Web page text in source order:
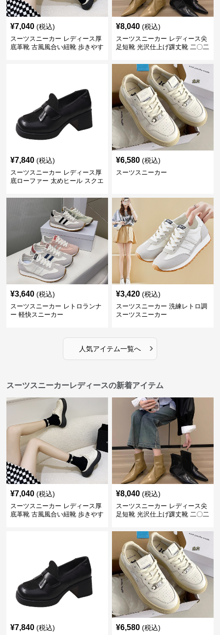
¥7,040 (税込)
スーツスニーカー レディース厚
底革靴 古風風合い紐靴 歩きやす
¥8,040 (税込)
スーツスニーカー レディース尖
足短靴 光沢仕上げ踝丈靴 二〇二
¥7,840 (税込)
スーツスニーカー レディース厚
底ローファー 太めヒール スクエ
¥6,580 (税込)
スーツスニーカー
¥3,640 (税込)
スーツスニーカー レトロランナ
ー 軽快スニーカー
¥3,420 (税込)
スーツスニーカー 洗練レトロ調
スーツスニーカー
人気アイテム一覧へ ›
スーツスニーカーレディースの新着アイテム
¥7,040 (税込)
スーツスニーカー レディース厚
底革靴 古風風合い紐靴 歩きやす
¥8,040 (税込)
スーツスニーカー レディース尖
足短靴 光沢仕上げ踝丈靴 二〇二
¥7,840 (税込) ¥6,580 (税込)